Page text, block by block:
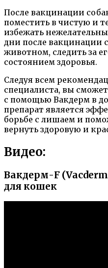
После вакцинации
поместить в чистую и
избежать
дни после вакцинации
животном, следить за
состоянием здоровья.
Следуя всем
специалиста, вы
с помощью Вакдерм в
препарат является
борьбе с лишаем и
вернуть здоровую и
Видео:
Вакдерм-F
для кошек